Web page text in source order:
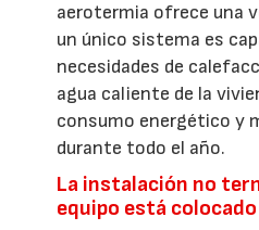
aerotermia ofrece una
un único sistema es
necesidades de
agua caliente de la
consumo energético y
durante todo el año.
La instalación no
equipo está colocado